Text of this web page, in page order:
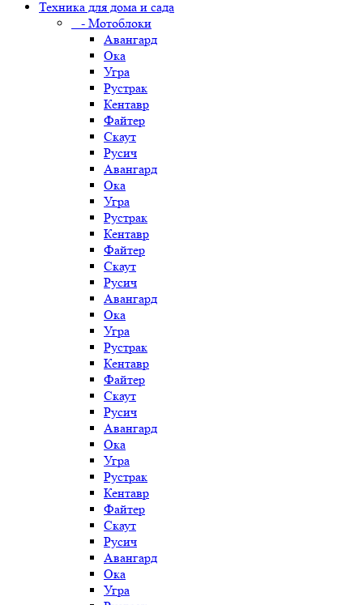
Техника для дома и сада
- Мотоблоки
Авангард
Ока
Угра
Рустрак
Кентавр
Файтер
Скаут
Русич
Авангард
Ока
Угра
Рустрак
Кентавр
Файтер
Скаут
Русич
Авангард
Ока
Угра
Рустрак
Кентавр
Файтер
Скаут
Русич
Авангард
Ока
Угра
Рустрак
Кентавр
Файтер
Скаут
Русич
Авангард
Ока
Угра